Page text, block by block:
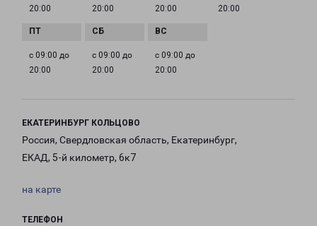
20:00
20:00
20:00
20:00
с 09:00 до
20:00
с 09:00 до
20:00
с 09:00 до
20:00
ЕКАТЕРИНБУРГ КОЛЬЦОВО
Россия, Свердловская область, Екатеринбург,
ЕКАД, 5-й километр, 6к7
на карте
ТЕЛЕФОН